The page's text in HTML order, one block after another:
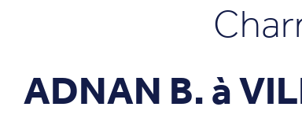
ADNAN B. à